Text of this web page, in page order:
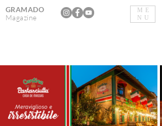
ME
NU
GRAMADO
Magazine